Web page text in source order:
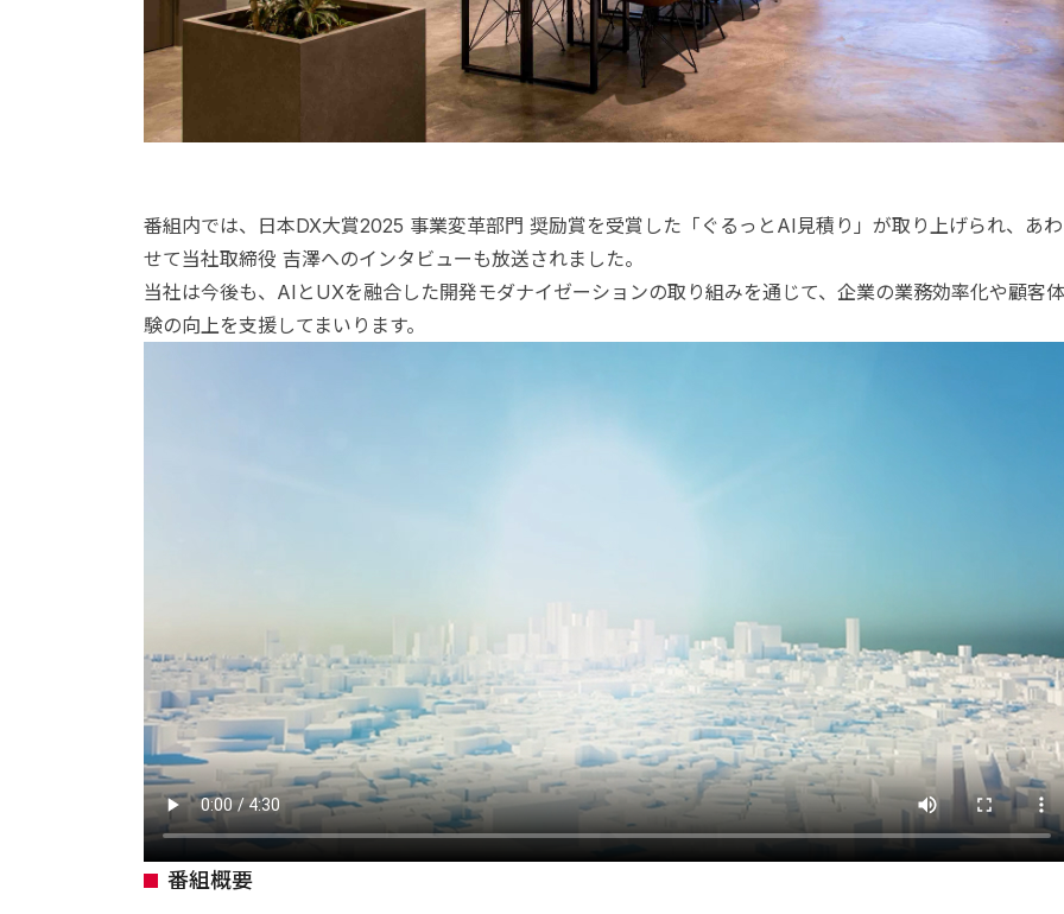
番組内では、日本DX大賞2025 事業変革部門 奨励賞を受賞した「ぐるっとAI見積り」が取り上げられ、あわ
せて当社取締役 吉澤へのインタビューも放送されました。
当社は今後も、AIとUXを融合した開発モダナイゼーションの取り組みを通じて、企業の業務効率化や顧客体
験の向上を支援してまいります。
番組概要